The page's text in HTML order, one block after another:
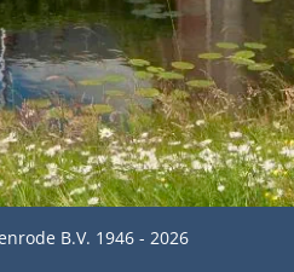
B.V. 1946 - 2026